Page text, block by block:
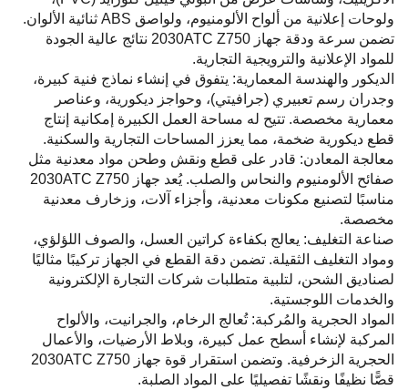
ولوحات إعلانية من ألواح الألومنيوم، ولواصق ABS ثنائية الألوان.
تضمن سرعة ودقة جهاز 2030ATC Z750 نتائج عالية الجودة
للمواد الإعلانية والترويجية التجارية.
الديكور والهندسة المعمارية: يتفوق في إنشاء نماذج فنية كبيرة،
وجدران رسم تعبيري (جرافيتي)، وحواجز ديكورية، وعناصر
معمارية مخصصة. تتيح له مساحة العمل الكبيرة إمكانية إنتاج
قطع ديكورية ضخمة، مما يعزز المساحات التجارية والسكنية.
معالجة المعادن: قادر على قطع ونقش وطحن مواد معدنية مثل
صفائح الألومنيوم والنحاس والصلب. يُعد جهاز 2030ATC Z750
مناسبًا لتصنيع مكونات معدنية، وأجزاء آلات، وزخارف معدنية
مخصصة.
صناعة التغليف: يعالج بكفاءة كراتين العسل، والصوف اللؤلؤي،
ومواد التغليف الثقيلة. تضمن دقة القطع في الجهاز تركيبًا مثاليًا
لصناديق الشحن، لتلبية متطلبات شركات التجارة الإلكترونية
والخدمات اللوجستية.
المواد الحجرية والمُركبة: تُعالج الرخام، والجرانيت، والألواح
المركبة لإنشاء أسطح عمل كبيرة، وبلاط الأرضيات، والأعمال
الحجرية الزخرفية. وتضمن استقرار قوة جهاز 2030ATC Z750
قصًّا نظيفًا ونقشًا تفصيليًا على المواد الصلبة.